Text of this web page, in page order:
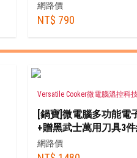
網路價
NT$ 790
Versatile Cooker微電腦溫控科
[鍋寶]微電腦多功能電
+贈黑武士萬用刀具3
網路價